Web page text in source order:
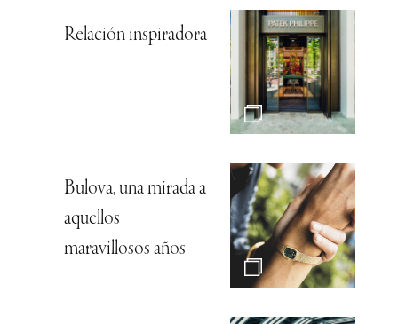
Relación inspiradora
Bulova, una mirada a
aquellos
maravillosos años